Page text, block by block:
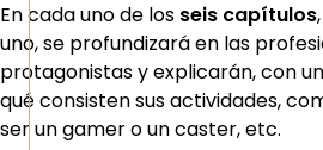
En cada uno de los seis capítulos
uno, se profundizará en las
protagonistas y explicarán, con
qué consisten sus actividades,
ser un gamer o un caster, etc.